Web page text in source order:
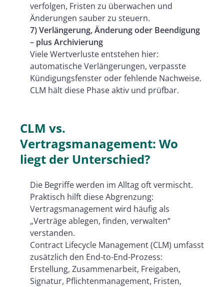
verfolgen, Fristen zu überwachen und
Änderungen sauber zu steuern.
7) Verlängerung, Änderung oder Beendigung
– plus Archivierung
Viele Wertverluste entstehen hier:
automatische Verlängerungen, verpasste
Kündigungsfenster oder fehlende Nachweise.
CLM hält diese Phase aktiv und prüfbar.
CLM vs.
Vertragsmanagement: Wo
liegt der Unterschied?
Die Begriffe werden im Alltag oft vermischt.
Praktisch hilft diese Abgrenzung:
Vertragsmanagement wird häufig als
„Verträge ablegen, finden, verwalten“
verstanden.
Contract Lifecycle Management (CLM) umfasst
zusätzlich den End-to-End-Prozess:
Erstellung, Zusammenarbeit, Freigaben,
Signatur, Pflichtenmanagement, Fristen,